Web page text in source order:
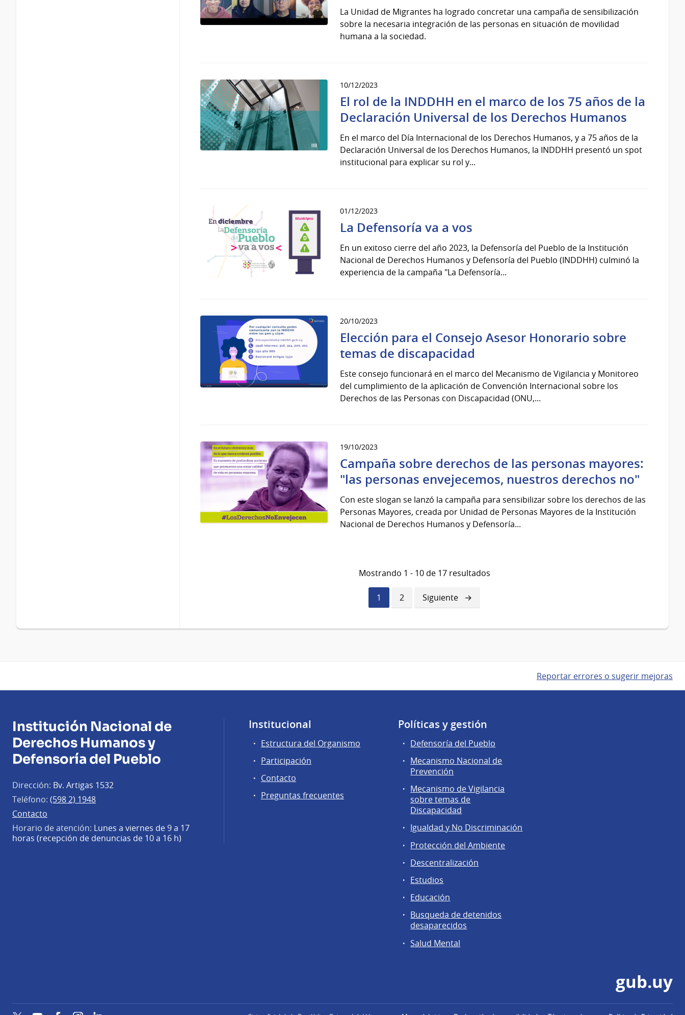
La Unidad de Migrantes ha logrado concretar una campaña de sensibilización
sobre la necesaria integración de las personas en situación de movilidad
humana a la sociedad.
10/12/2023
El rol de la INDDHH en el marco de los 75 años de la
Declaración Universal de los Derechos Humanos
En el marco del Día Internacional de los Derechos Humanos, y a 75 años de la
Declaración Universal de los Derechos Humanos, la INDDHH presentó un spot
institucional para explicar su rol y...
01/12/2023
La Defensoría va a vos
En un exitoso cierre del año 2023, la Defensoría del Pueblo de la Institución
Nacional de Derechos Humanos y Defensoría del Pueblo (INDDHH) culminó la
experiencia de la campaña "La Defensoría...
20/10/2023
Elección para el Consejo Asesor Honorario sobre
temas de discapacidad
Este consejo funcionará en el marco del Mecanismo de Vigilancia y Monitoreo
del cumplimiento de la aplicación de Convención Internacional sobre los
Derechos de las Personas con Discapacidad (ONU,...
19/10/2023
Campaña sobre derechos de las personas mayores:
"las personas envejecemos, nuestros derechos no"
Con este slogan se lanzó la campaña para sensibilizar sobre los derechos de las
Personas Mayores, creada por Unidad de Personas Mayores de la Institución
Nacional de Derechos Humanos y Defensoría...
Mostrando 1 - 10 de 17 resultados
Página
actual
1 Página
2
Siguiente
página
Siguiente
Reportar errores o sugerir mejoras
Institución Nacional de
Derechos Humanos y
Defensoría del Pueblo
Dirección: Bv. Artigas 1532
Teléfono: (598 2) 1948
Contacto
Horario de atención: Lunes a viernes de 9 a 17
horas (recepción de denuncias de 10 a 16 h)
Institucional
Estructura del Organismo
Participación
Contacto
Preguntas frecuentes
Políticas y gestión
Defensoría del Pueblo
Mecanismo Nacional de
Prevención
Mecanismo de Vigilancia
sobre temas de
Discapacidad
Igualdad y No Discriminación
Protección del Ambiente
Descentralización
Estudios
Educación
Busqueda de detenidos
desaparecidos
Salud Mental
gub.uy